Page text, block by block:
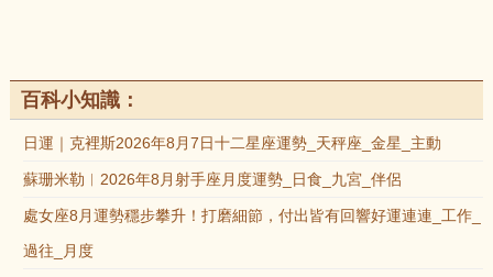
百科小知識：
日運｜克裡斯2026年8月7日十二星座運勢_天秤座_金星_主動
蘇珊米勒︱2026年8月射手座月度運勢_日食_九宮_伴侶
處女座8月運勢穩步攀升！打磨細節，付出皆有回響好運連連_工作_
過往_月度